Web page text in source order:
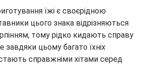
їжі є своєрідною
цього знака відрізняються
тому рідко кидають справу
завдяки цьому багато їхніх
справжніми хітами серед